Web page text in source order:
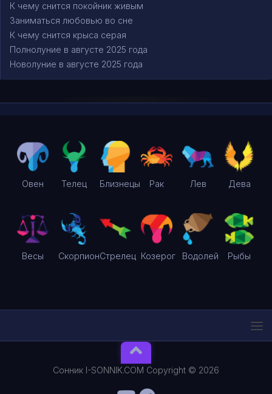
К чему снится покойник живым
Заниматься любовью во сне
К чему снится крыса серая
Полнолуние в августе 2025 года
Новолуние в августе 2025 года
Овен Телец Близнецы Рак Лев Дева
Весы СкорпионСтрелец Козерог Водолей Рыбы
Сонник I-SONNIK.COM Copyright © 2026